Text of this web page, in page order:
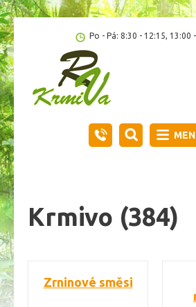
Po - Pá: 8:30 - 12:15, 13:00
Krmivo (384)
Zrninové směsi